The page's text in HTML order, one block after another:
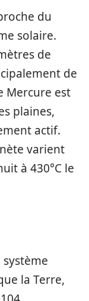
du
solaire.
de
de
Mercure est
plaines,
actif.
varient
à 430°C le
la Terre,